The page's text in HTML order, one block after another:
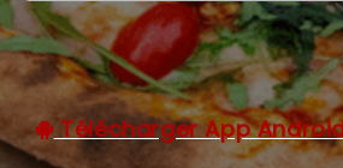
C.G.V
Télécharger App